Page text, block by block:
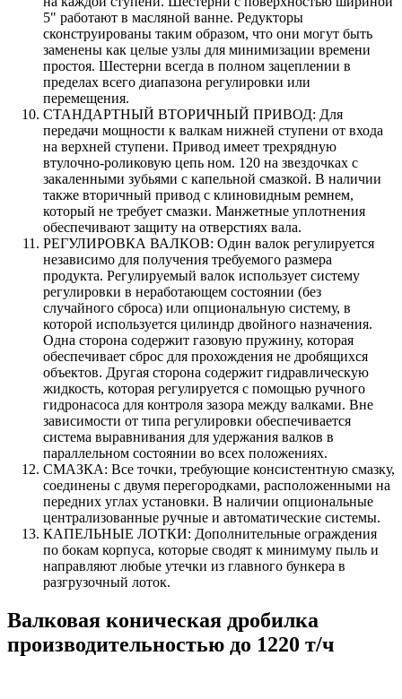
5" работают в масляной ванне. Редукторы
сконструированы таким образом, что они могут быть
заменены как целые узлы для минимизации времени
простоя. Шестерни всегда в полном зацеплении в
пределах всего диапазона регулировки или
перемещения.
СТАНДАРТНЫЙ ВТОРИЧНЫЙ ПРИВОД: Для
передачи мощности к валкам нижней ступени от входа
на верхней ступени. Привод имеет трехрядную
втулочно-роликовую цепь ном. 120 на звездочках с
закаленными зубьями с капельной смазкой. В наличии
также вторичный привод с клиновидным ремнем,
который не требует смазки. Манжетные уплотнения
обеспечивают защиту на отверстиях вала.
РЕГУЛИРОВКА ВАЛКОВ: Один валок регулируется
независимо для получения требуемого размера
продукта. Регулируемый валок использует систему
регулировки в неработающем состоянии (без
случайного сброса) или опциональную систему, в
которой используется цилиндр двойного назначения.
Одна сторона содержит газовую пружину, которая
обеспечивает сброс для прохождения не дробящихся
объектов. Другая сторона содержит гидравлическую
жидкость, которая регулируется с помощью ручного
гидронасоса для контроля зазора между валками. Вне
зависимости от типа регулировки обеспечивается
система выравнивания для удержания валков в
параллельном состоянии во всех положениях.
СМАЗКА: Все точки, требующие консистентную смазку,
соединены с двумя перегородками, расположенными на
передних углах установки. В наличии опциональные
централизованные ручные и автоматические системы.
КАПЕЛЬНЫЕ ЛОТКИ: Дополнительные ограждения
по бокам корпуса, которые сводят к минимуму пыль и
направляют любые утечки из главного бункера в
разгрузочный лоток.
Валковая коническая дробилка
производительностью до 1220 т/ч